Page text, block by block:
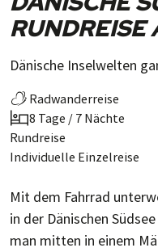
RUNDREISE
Dänische Inselwelten
Radwanderreise
8 Tage / 7 Nächte
Rundreise
Individuelle Einzelreise
Mit dem Fahr­rad
in der Dänischen
man mit­ten in einem